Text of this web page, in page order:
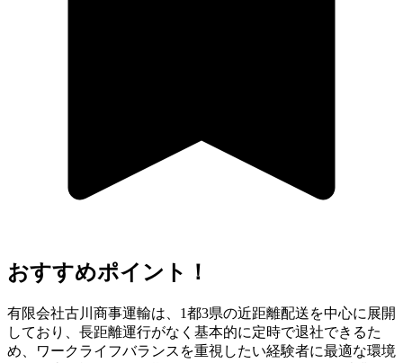
おすすめポイント！
有限会社古川商事運輸は、1都3県の近距離配送を中心に展開
しており、長距離運行がなく基本的に定時で退社できるた
め、ワークライフバランスを重視したい経験者に最適な環境